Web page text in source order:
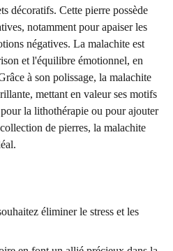
décoratifs. Cette pierre possède
notamment pour apaiser les
négatives. La malachite est
et l'équilibre émotionnel, en
à son polissage, la malachite
mettant en valeur ses motifs
la lithothérapie ou pour ajouter
de pierres, la malachite
éliminer le stress et les